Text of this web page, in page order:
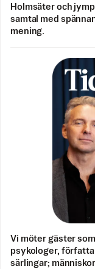
Holmsäter och
samtal med
mening.
Vi möter gäster
psykologer,
särlingar;